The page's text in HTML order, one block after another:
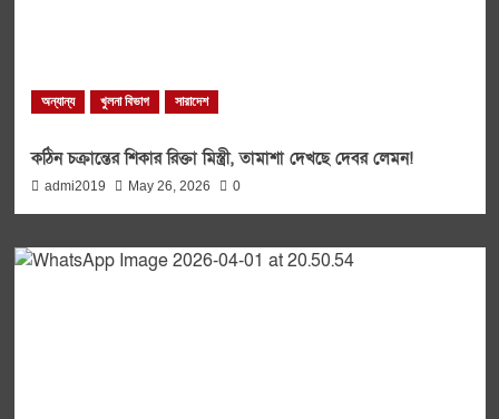
অন্যান্য খুলনা বিভাগ সারাদেশ
কঠিন চক্রান্তের শিকার রিক্তা মিস্ত্রী, তামাশা দেখছে দেবর লেমন!
admi2019 May 26, 2026 0